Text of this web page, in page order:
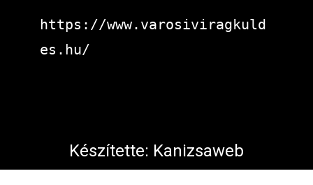
https://www.varosiviragkuld
es.hu/
Készítette: Kanizsaweb